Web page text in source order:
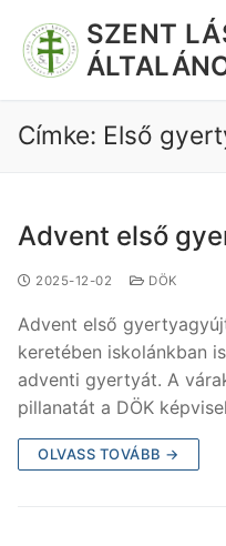
SZENT
Címke: Első
Advent első
2025-12-02 DÖK
Advent első
keretében iskolánkban
adventi gyertyát. A
pillanatát a DÖK
OLVASS TOVÁBB →